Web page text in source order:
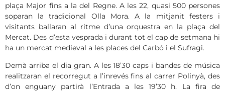
plaça Major fins a la del Regne. A les 22, quasi 500 persones
soparan la tradicional Olla Mora. A la mitjanit festers i
visitants ballaran al ritme d’una orquestra en la plaça del
Mercat. Des d’esta vesprada i durant tot el cap de setmana hi
ha un mercat medieval a les places del Carbó i el Sufragi.
Demà arriba el dia gran. A les 18’30 caps i bandes de música
realitzaran el recorregut a l’inrevés fins al carrer Polinyà, des
d’on enguany partirà l’Entrada a les 19’30 h. La fira de